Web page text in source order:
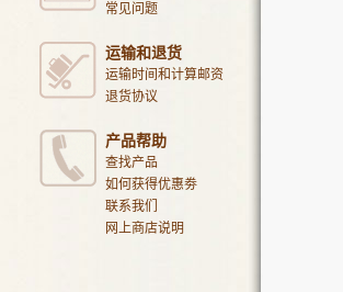
常见问题
运输和退货
运输时间和计算邮资
退货协议
产品帮助
查找产品
如何获得优惠劵
联系我们
网上商店说明